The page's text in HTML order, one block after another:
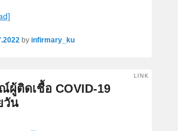
by infirmary_ku
ผู้ติดเชื้อ COVID-19
วัน
LINK